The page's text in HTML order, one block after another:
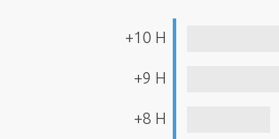
+10 H
+9 H
+8 H